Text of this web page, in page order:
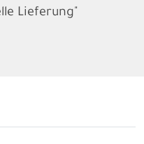
Lieferung"